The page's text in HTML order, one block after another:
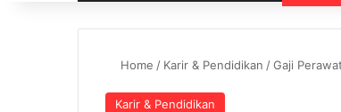
Home / Karir & Pendidikan /Gaji
Karir & Pendidikan